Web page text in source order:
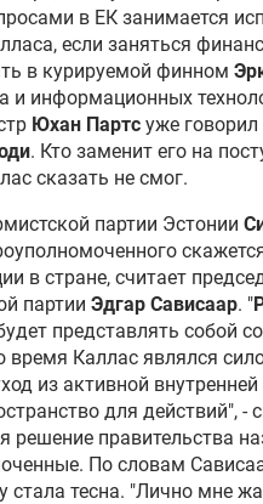
в ЕК занимается
если заняться
в курируемой финном
и информационных
Юхан Партс уже говорил
. Кто заменит его на
сказать не смог.
партии Эстонии
в стране, считает
партии Эдгар Сависаар. "
представлять собой
время Каллас являлся
из активной внутренней
для действий", -
решение правительства
По словам
стала тесна. "Лично мне